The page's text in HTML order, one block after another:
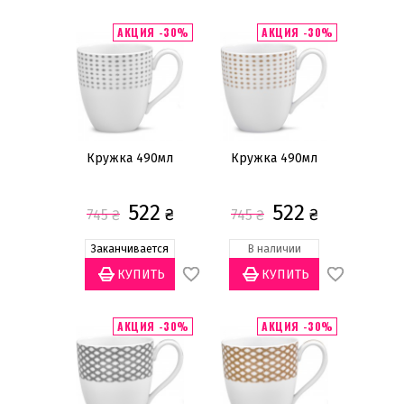
Материал
Костяной фарфор
(7)
(21)
295мл
(1)
310мл (6)
330мл (1)
370мл (2)
Количество предметов
1 предмет
(28)
АКЦИЯ -30%
Кружка 490мл
745₴ 522 ₴
Заканчивается
АКЦИЯ -30%
Кружка 490мл
745₴ 522 ₴
В наличии
АКЦИЯ -30% АКЦИЯ -30%